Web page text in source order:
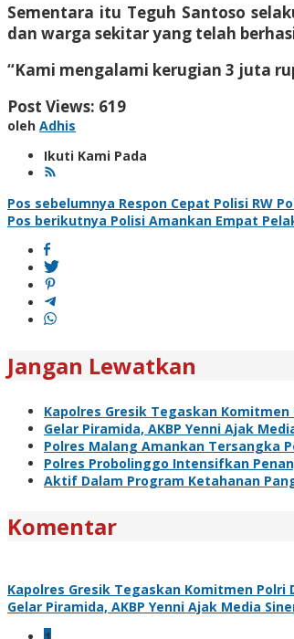
Sementara itu Teguh Santoso
dan warga sekitar yang telah
“Kami mengalami kerugian 3 juta
Post Views: 619
oleh Adhis
Ikuti Kami Pada
Navigasi
pos
Pos sebelumnya Respon Cepat Polisi RW
Pos berikutnya Polisi Amankan Empat
Jangan Lewatkan
Kapolres Gresik Tegaskan
Gelar Piramida, AKBP Yenni Ajak
Polres Malang Amankan Tersangka
Polres Probolinggo Intensifkan
Aktif Dalam Program Ketahanan
Komentar
Kapolres Gresik Tegaskan Komitmen
Gelar Piramida, AKBP Yenni Ajak Media